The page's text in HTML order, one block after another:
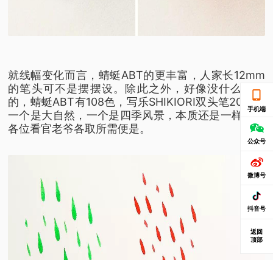
就线幅变化而言，蜻蜓ABT的更丰富，人家长12mm
的笔头可不是摆摆设。除此之外，好像没什么可比
的，蜻蜓ABT有108色，写乐SHIKIORI双头笔20色。
一个是大自然，一个是四季风景，本质还是一样的，
各位看官老爷各取所需便是。
手机端
公众号
微博号
抖音号
返回
顶部